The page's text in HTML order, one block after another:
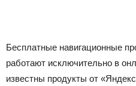
Бесплатные навигационные
работают исключительно в
известны продукты от